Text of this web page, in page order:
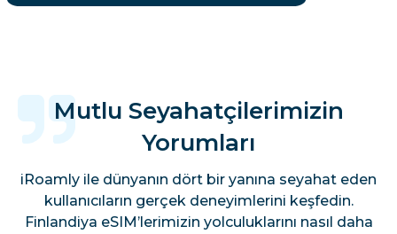
Mutlu Seyahatçilerimizin
Yorumları
iRoamly ile dünyanın dört bir yanına seyahat eden
kullanıcıların gerçek deneyimlerini keşfedin.
Finlandiya eSIM’lerimizin yolculuklarını nasıl daha